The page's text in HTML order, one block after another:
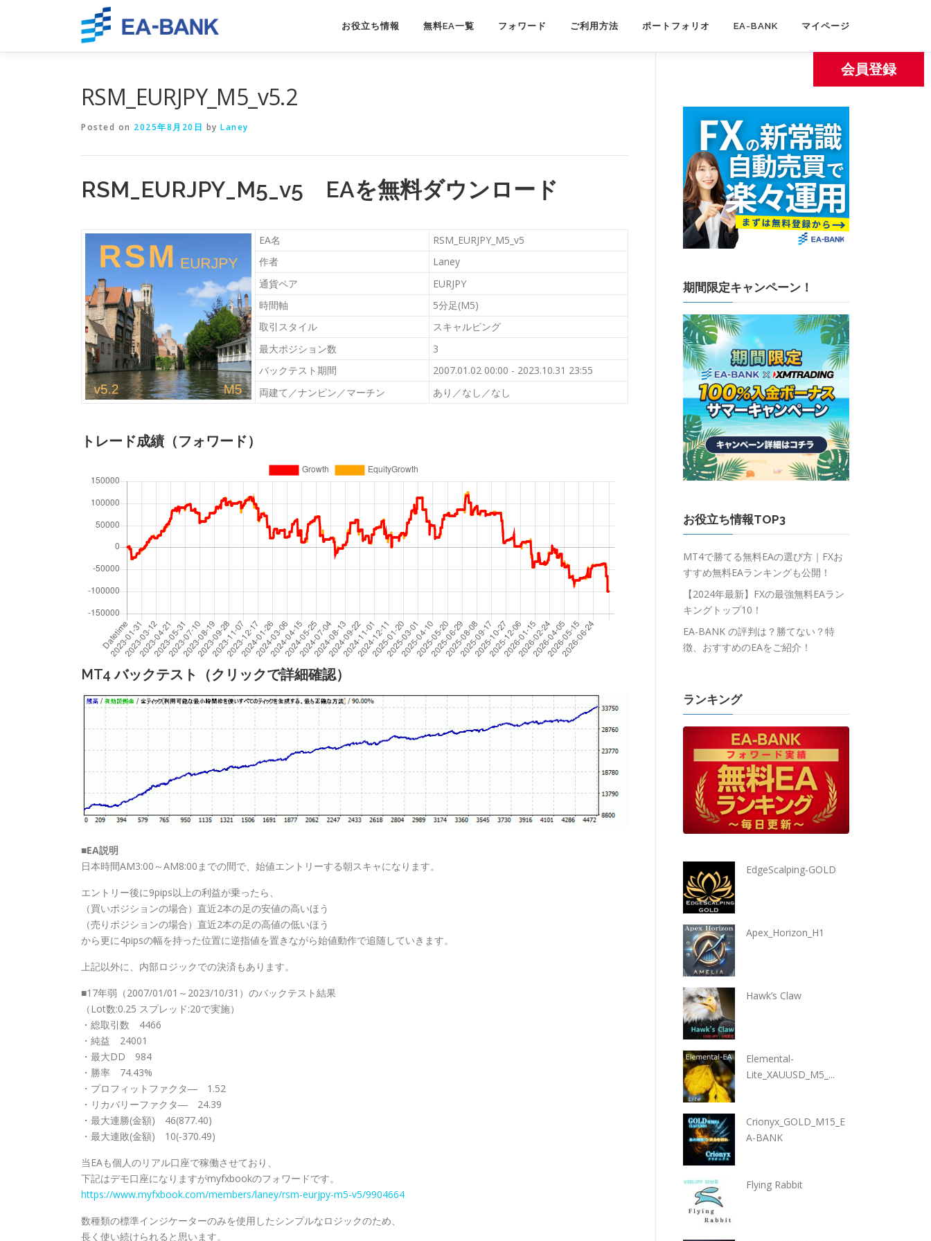
お役立ち情報 無料EA一覧 フォワード ご利用方法 ポートフォリオ EA-BANK マイページ
会員登録
RSM_EURJPY_M5_v5.2
Posted on 2025年8月20日 by Laney
RSM_EURJPY_M5_v5 EAを無料ダウンロード
EA名
RSM_EURJPY_M5_v5
作者
Laney
通貨ペア
EURJPY
時間軸
5分足(M5)
取引スタイル
スキャルピング
最大ポジション数
3
バックテスト期間
2007.01.02 00:00 - 2023.10.31 23:55
両建て／ナンピン／マーチン
あり／なし／なし
トレード成績（フォワード）
MT4 バックテスト（クリックで詳細確認）
■EA説明
日本時間AM3:00～AM8:00までの間で、始値エントリーする朝スキャになります。
エントリー後に9pips以上の利益が乗ったら、
（買いポジションの場合）直近2本の足の安値の高いほう
（売りポジションの場合）直近2本の足の高値の低いほう
から更に4pipsの幅を持った位置に逆指値を置きながら始値動作で追随していきます。
上記以外に、内部ロジックでの決済もあります。
■17年弱（2007/01/01～2023/10/31）のバックテスト結果
（Lot数:0.25 スプレッド:20で実施）
・総取引数 4466
・純益 24001
・最大DD 984
・勝率 74.43%
・プロフィットファクタ― 1.52
・リカバリーファクタ― 24.39
・最大連勝(金額) 46(877.40)
・最大連敗(金額) 10(-370.49)
当EAも個人のリアル口座で稼働させており、
下記はデモ口座になりますがmyfxbookのフォワードです。
https://www.myfxbook.com/members/laney/rsm-eurjpy-m5-v5/9904664
数種類の標準インジケーターのみを使用したシンプルなロジックのため、
長く使い続けられると思います。
期間限定キャンペーン！
お役立ち情報TOP3
MT4で勝てる無料EAの選び方｜FXお
すすめ無料EAランキングも公開！
【2024年最新】FXの最強無料EAラン
キングトップ10！
EA-BANK の評判は？勝てない？特
徴、おすすめのEAをご紹介！
ランキング
EdgeScalping-GOLD
Apex_Horizon_H1
Hawk’s Claw
Elemental-
Lite_XAUUSD_M5_...
Crionyx_GOLD_M15_E
A-BANK
Flying Rabbit